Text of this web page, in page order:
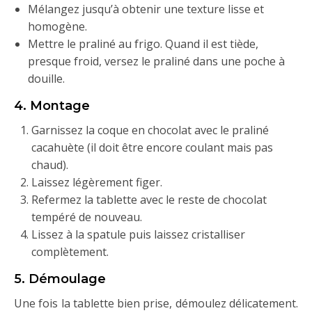
Mélangez jusqu’à obtenir une texture lisse et
homogène.
Mettre le praliné au frigo. Quand il est tiède,
presque froid, versez le praliné dans une poche à
douille.
4. Montage
Garnissez la coque en chocolat avec le praliné
cacahuète (il doit être encore coulant mais pas
chaud).
Laissez légèrement figer.
Refermez la tablette avec le reste de chocolat
tempéré de nouveau.
Lissez à la spatule puis laissez cristalliser
complètement.
5. Démoulage
Une fois la tablette bien prise, démoulez délicatement.